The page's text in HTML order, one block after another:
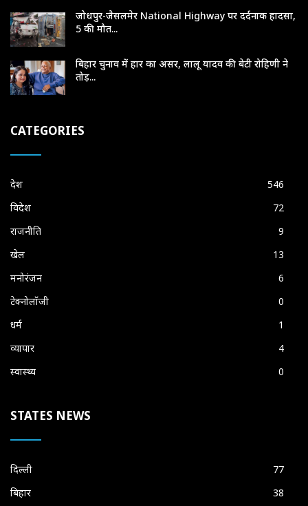
जोधपुर-जैसलमेर National Highway पर दर्दनाक हादसा,
5 की मौत...
बिहार चुनाव में हार का असर, लालू यादव की बेटी रोहिणी ने
तोड़...
CATEGORIES
देश
546
विदेश
72
राजनीति
9
खेल
13
मनोरंजन
6
टेक्नोलॉजी
0
धर्म
1
व्यापार
4
स्वास्थ्य
0
STATES NEWS
दिल्ली
77
बिहार
38